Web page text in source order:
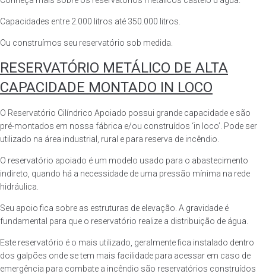
Capacidades entre 2.000 litros até 350.000 litros.
Ou construímos seu reservatório sob medida.
RESERVATÓRIO METÁLICO DE ALTA
CAPACIDADE MONTADO IN LOCO
O Reservatório Cilíndrico Apoiado possui grande capacidade e são
pré-montados em nossa fábrica e/ou construídos ‘in loco’. Pode ser
utilizado na área industrial, rural e para reserva de incêndio.
O reservatório apoiado é um modelo usado para o abastecimento
indireto, quando há a necessidade de uma pressão mínima na rede
hidráulica.
Seu apoio fica sobre as estruturas de elevação. A gravidade é
fundamental para que o reservatório realize a distribuição de água.
Este reservatório é o mais utilizado, geralmente fica instalado dentro
dos galpões onde se tem mais facilidade para acessar em caso de
emergência para combate a incêndio são reservatórios construídos